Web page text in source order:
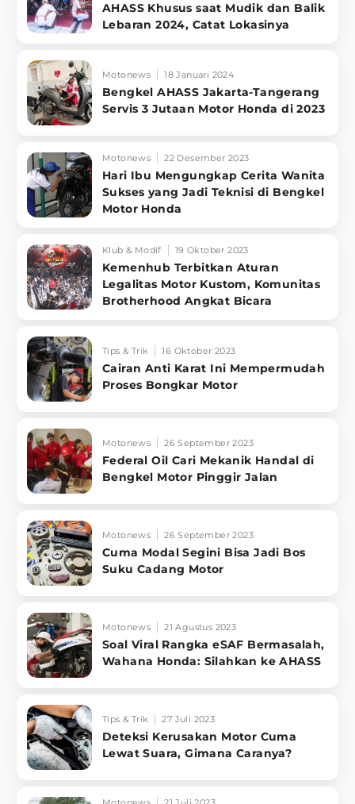
AHASS Khusus saat Mudik dan Balik
Lebaran 2024, Catat Lokasinya
Motonews 18 Januari 2024
Bengkel AHASS Jakarta-Tangerang
Servis 3 Jutaan Motor Honda di 2023
Motonews 22 Desember 2023
Hari Ibu Mengungkap Cerita Wanita
Sukses yang Jadi Teknisi di Bengkel
Motor Honda
Klub & Modif 19 Oktober 2023
Kemenhub Terbitkan Aturan
Legalitas Motor Kustom, Komunitas
Brotherhood Angkat Bicara
Tips & Trik 16 Oktober 2023
Cairan Anti Karat Ini Mempermudah
Proses Bongkar Motor
Motonews 26 September 2023
Federal Oil Cari Mekanik Handal di
Bengkel Motor Pinggir Jalan
Motonews 26 September 2023
Cuma Modal Segini Bisa Jadi Bos
Suku Cadang Motor
Motonews 21 Agustus 2023
Soal Viral Rangka eSAF Bermasalah,
Wahana Honda: Silahkan ke AHASS
Tips & Trik 27 Juli 2023
Deteksi Kerusakan Motor Cuma
Lewat Suara, Gimana Caranya?